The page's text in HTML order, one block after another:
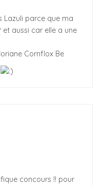
Lazuli parce que ma
et aussi car elle a une
Cornflox Be
concours !! pour